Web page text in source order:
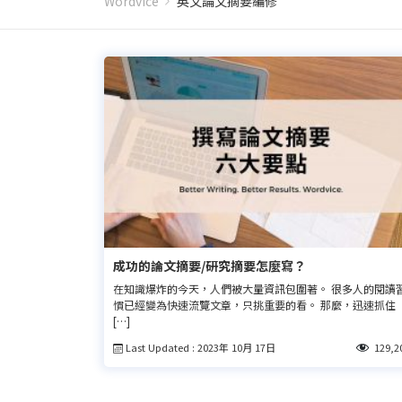
成功的論文摘要/研究摘要怎麼寫？
在知識爆炸的今天，人們被大量資訊包圍著。 很多人的閱讀
慣已經變為快速流覽文章，只挑重要的看。 那麼，迅速抓住
[…]
Last Updated : 2023年 10月 17日